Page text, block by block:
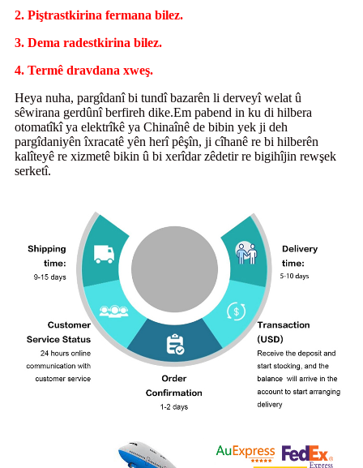
2. Piştrastkirina fermana bilez.
3. Dema radestkirina bilez.
4. Termê dravdana xweş.
Heya nuha, pargîdanî bi tundî bazarên li derveyî welat û
sêwirana gerdûnî berfireh dike.Em pabend in ku di hilbera
otomatîkî ya elektrîkê ya Chinaînê de bibin yek ji deh
pargîdaniyên îxracatê yên herî pêşîn, ji cîhanê re bi hilberên
kalîteyê re xizmetê bikin û bi xerîdar zêdetir re bigihîjin rewşek
serketî.